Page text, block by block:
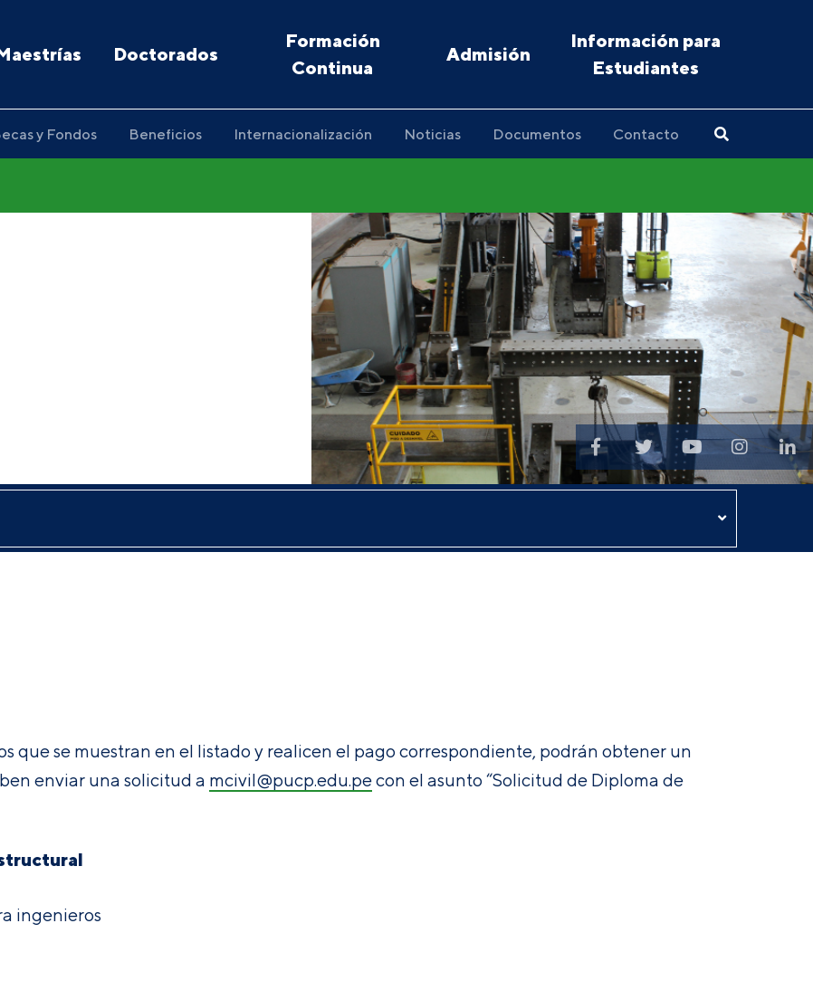
Doctorados
Formación
Continua
Admisión
Información para
Estudiantes
y Fondos Beneficios Internacionalización Noticias Documentos Contacto
que se muestran en el listado y realicen el pago correspondiente, podrán obtener un
enviar una solicitud a mcivil@pucp.edu.pecon el asunto “Solicitud de Diploma de
ingenieros